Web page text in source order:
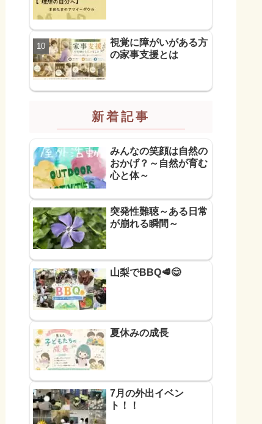
視覚に障がいがある方
の家事支援とは
新着記事
みんなの笑顔は自然の
おかげ？～自然が育む
心と体～
突発性難聴～ある日常
が崩れる瞬間～
山梨でBBQ🥩😋
夏休みの成長
7月の外出イベン
ト！！